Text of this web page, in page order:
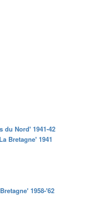
du Nord' 1941-42
Bretagne' 1941
1958-'62